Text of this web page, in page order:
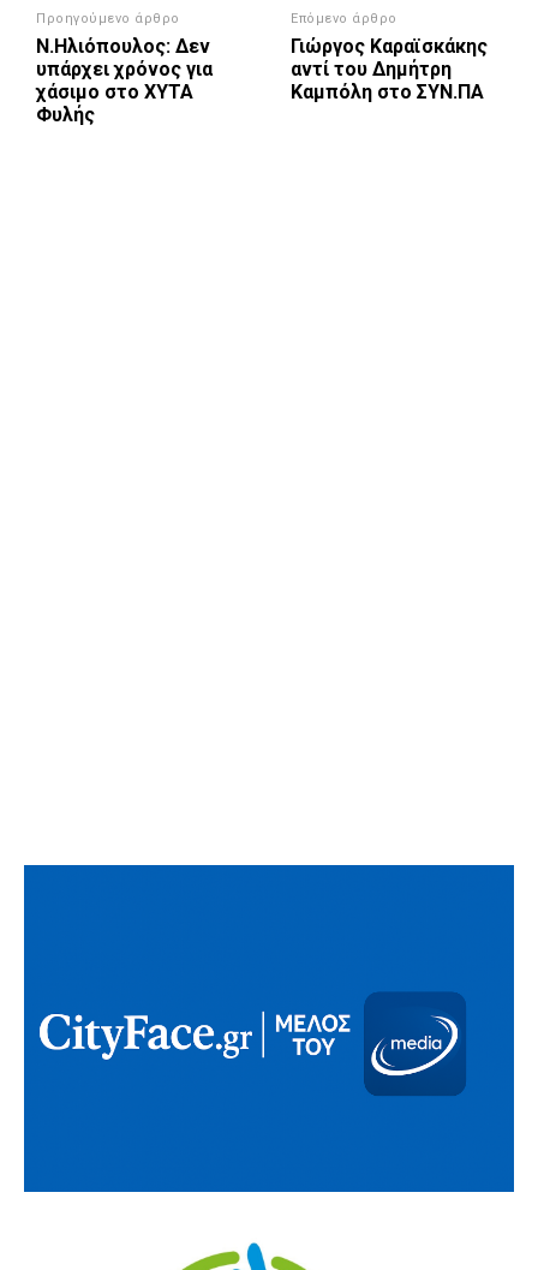
Προηγούμενο άρθρο
Ν.Ηλιόπουλος: Δεν
υπάρχει χρόνος για
χάσιμο στο ΧΥΤΑ
Φυλής
Επόμενο άρθρο
Γιώργος Καραϊσκάκης
αντί του Δημήτρη
Καμπόλη στο ΣΥΝ.ΠΑ